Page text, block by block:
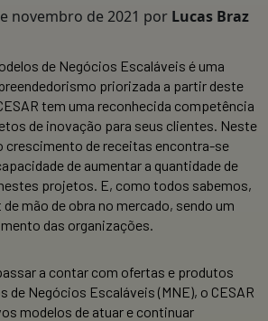
novembro de 2021 por Lucas Braz
de Negócios Escaláveis é uma
priorizada a partir deste
tem uma reconhecida competência
de inovação para seus clientes. Neste
crescimento de receitas encontra-se
de aumentar a quantidade de
projetos. E, como todos sabemos,
mão de obra no mercado, sendo um
das organizações.
a contar com ofertas e produtos
de Negócios Escaláveis (MNE), o CESAR
modelos de atuar e continuar